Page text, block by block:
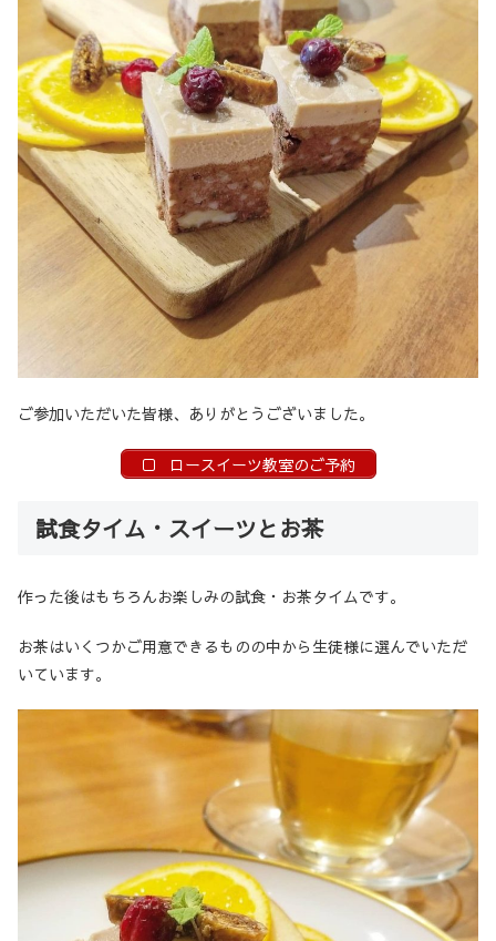
ご参加いただいた皆様、ありがとうございました。
ロースイーツ教室のご予約
試食タイム・スイーツとお茶
作った後はもちろんお楽しみの試食・お茶タイムです。
お茶はいくつかご用意できるものの中から生徒様に選んでいただ
いています。